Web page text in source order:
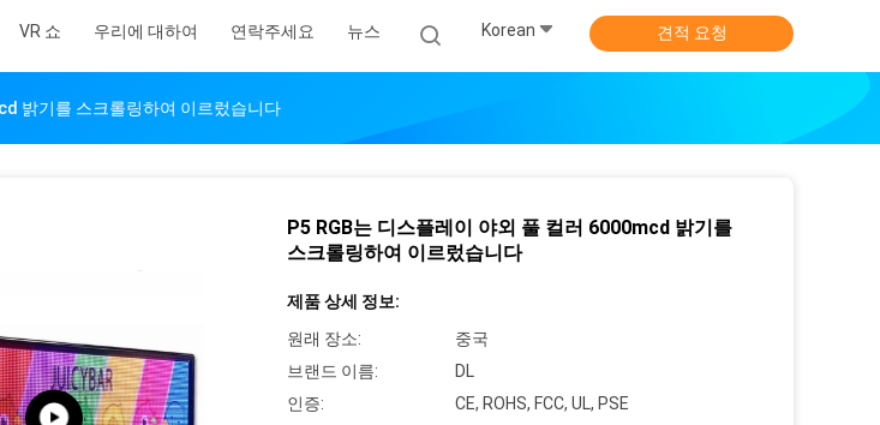
VR 쇼 우리에 대하여 연락주세요 뉴스 Korean 견적 요청
밝기를 스크롤링하여 이르렀습니다
P5 RGB는 디스플레이 야외 풀 컬러 6000mcd 밝기를
스크롤링하여 이르렀습니다
제품 상세 정보:
원래 장소:
중국
브랜드 이름:
DL
인증:
CE, ROHS, FCC, UL, PSE